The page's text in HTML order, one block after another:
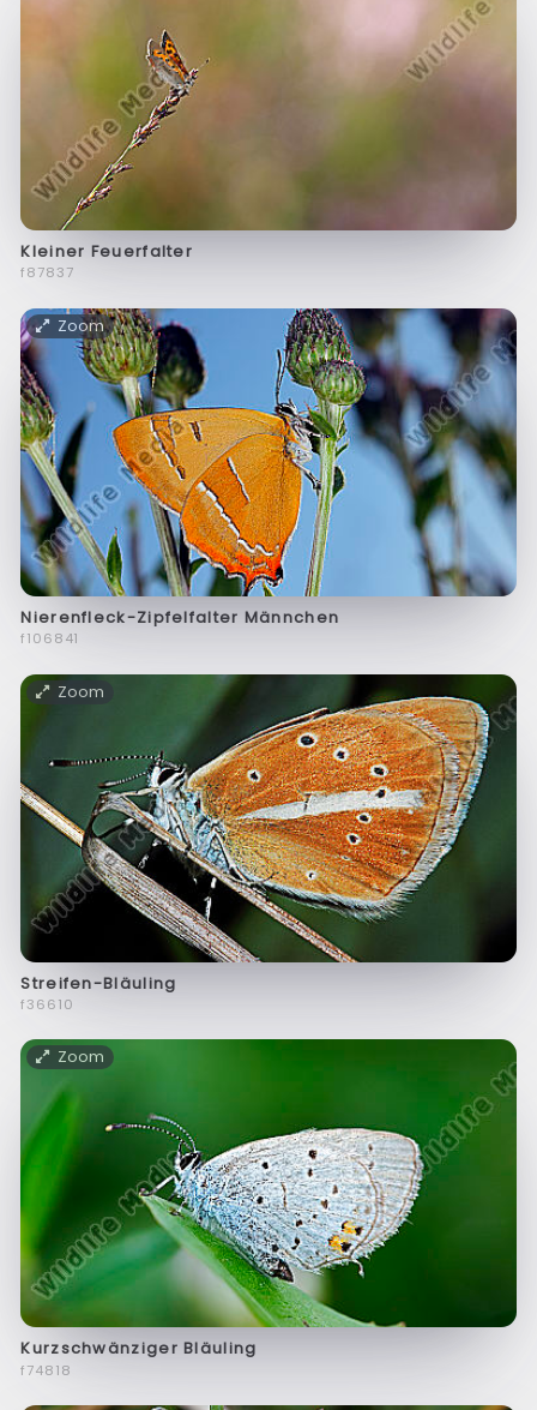
Kleiner Feuerfalter
f87837
Zoom
Nierenfleck-Zipfelfalter Männchen
f106841
Zoom
Streifen-Bläuling
f36610
Zoom
Kurzschwänziger Bläuling
f74818